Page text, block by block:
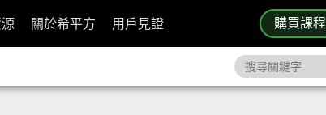
購買課程
關於希平方 用戶見證